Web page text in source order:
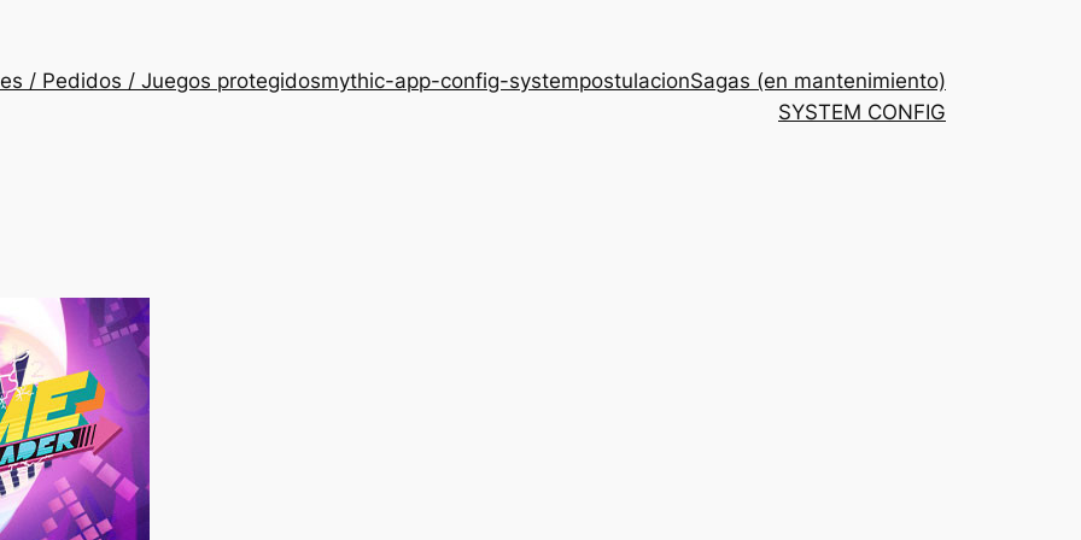
/ Pedidos / Juegos protegidosmythic-app-config-systempostulacionSagas (en mantenimiento)
SYSTEM CONFIG